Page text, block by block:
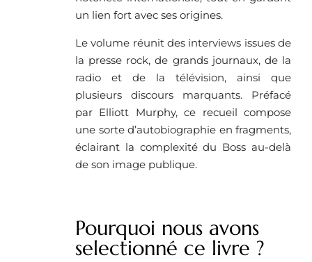
un lien fort avec ses origines.
Le volume réunit des interviews issues de
la presse rock, de grands journaux, de la
radio et de la télévision, ainsi que
plusieurs discours marquants. Préfacé
par Elliott Murphy, ce recueil compose
une sorte d’autobiographie en fragments,
éclairant la complexité du Boss au-delà
de son image publique.
Pourquoi nous avons
selectionné ce livre ? ​